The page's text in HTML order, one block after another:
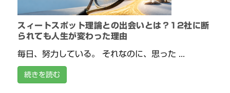
スィートスポット理論との出会いとは？12社に断
られても人生が変わった理由
毎日、努力している。 それなのに、思った ...
続きを読む